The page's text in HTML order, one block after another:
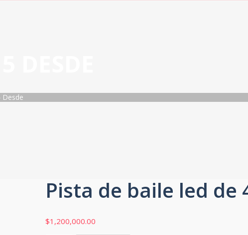
Desde
Pista de baile led de
$1,200,000.00